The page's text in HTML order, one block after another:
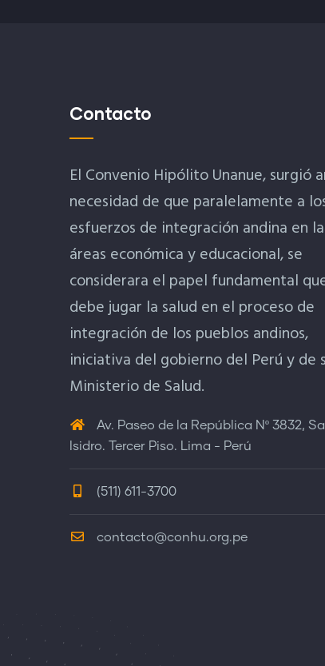
Contacto
El Convenio Hipólito Unanue, surgió
necesidad de que paralelamente a
esfuerzos de integración andina en
áreas económica y educacional, se
considerara el papel fundamental
debe jugar la salud en el proceso de
integración de los pueblos andinos,
iniciativa del gobierno del Perú y de
Ministerio de Salud.
Av. Paseo de la República Nº 3832,
Isidro. Tercer Piso. Lima - Perú
(511) 611-3700
contacto@conhu.org.pe